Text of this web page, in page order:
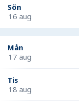
Sön
16 aug
Mån
17 aug
Tis
18 aug